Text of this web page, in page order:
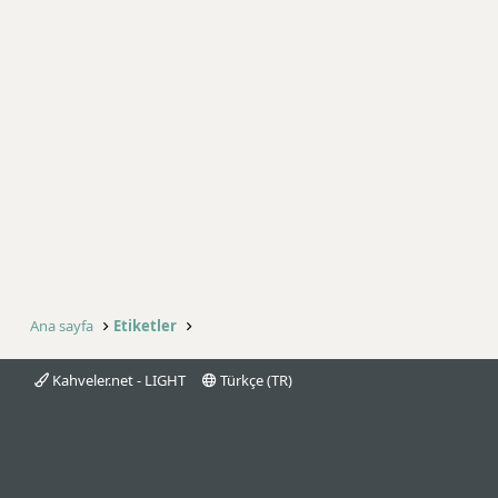
Ana sayfa Etiketler
Kahveler.net - LIGHT Türkçe (TR)